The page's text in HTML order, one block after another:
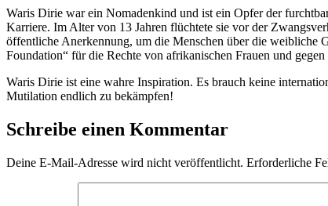
Waris Dirie war ein Nomadenkind und ist ein Opfer der
Karriere. Im Alter von 13 Jahren flüchtete sie vor der
öffentliche Anerkennung, um die Menschen über die weibliche
Foundation“ für die Rechte von afrikanischen Frauen und
Waris Dirie ist eine wahre Inspiration. Es brauch keine
Mutilation endlich zu bekämpfen!
Schreibe einen Kommentar
Deine E-Mail-Adresse wird nicht veröffentlicht. Erforderliche